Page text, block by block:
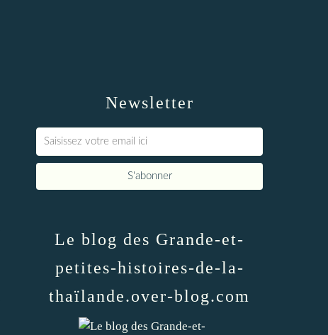
Newsletter
Le blog des Grande-et-
petites-histoires-de-la-
thaïlande.over-blog.com